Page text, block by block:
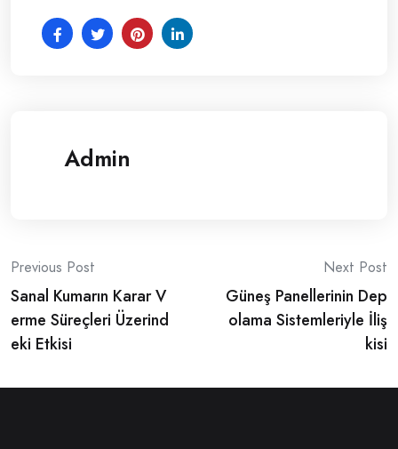
Admin
Post
navigation
Previous Post
Sanal Kumarın Karar V
erme Süreçleri Üzerind
eki Etkisi
Next Post
Güneş Panellerinin Dep
olama Sistemleriyle İliş
kisi